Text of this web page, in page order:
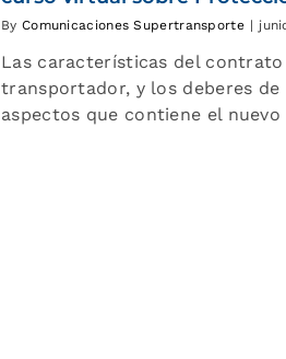
By Comunicaciones Supertransporte |
Las características del
transportador, y los deberes
aspectos que contiene el